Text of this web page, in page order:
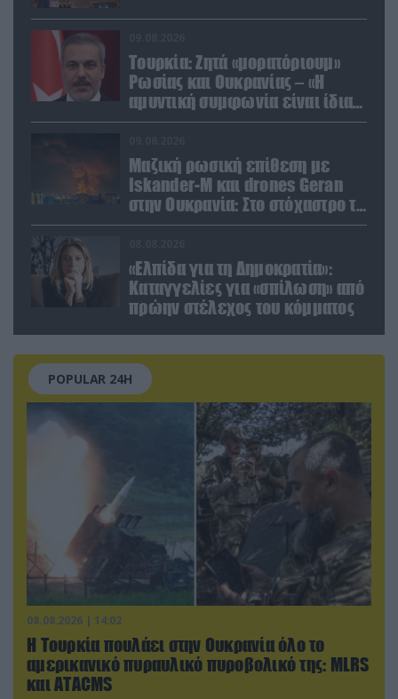
Τουρκία: Ζητά «μορατόριουμ»
Ρωσίας και Ουκρανίας – «Η
αμυντική συμφωνία είναι ίδια
με το άρθρο 5 του ΝΑΤΟ» (upd)
Μαζική ρωσική επίθεση με
Iskander-M και drones Geran
στην Ουκρανία: Στο στόχαστρο το
εργοστάσιο των Flamingo
«Ελπίδα για τη Δημοκρατία»:
Καταγγελίες για «σπίλωση» από
πρώην στέλεχος του κόμματος
POPULAR 24H
08.08.2026 | 14:02
Η Τουρκία πουλάει στην Ουκρανία όλο το
αμερικανικό πυραυλικό πυροβολικό της: MLRS
και ΑΤΑCMS